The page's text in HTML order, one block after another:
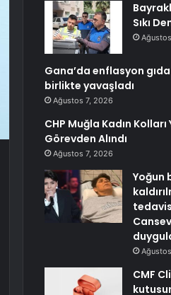
Sıkı
Gana’da enflasyon
birlikte yavaşladı
Ağustos 7, 2026
CHP Muğla Kadın
Görevden Alındı
Ağustos 7, 2026
Yoğun
CMF